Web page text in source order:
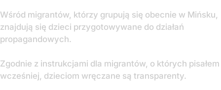
Wśród migrantów, którzy grupują się obecnie w Mińsku,
znajdują się dzieci przygotowywane do działań
propagandowych.
Zgodnie z instrukcjami dla migrantów, o których pisałem
wcześniej, dzieciom wręczane są transparenty.